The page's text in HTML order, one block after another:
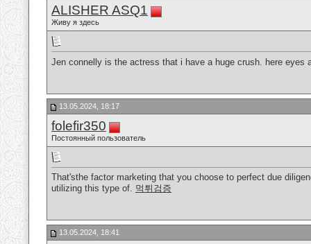
ALISHER ASQ1
Живу я здесь
Jen connelly is the actress that i have a huge crush. here eyes
13.05.2024, 18:17
folefir350
Постоянный пользователь
That'sthe factor marketing that you choose to perfect due
utilizing this type of. 먹튀검증
13.05.2024, 18:41